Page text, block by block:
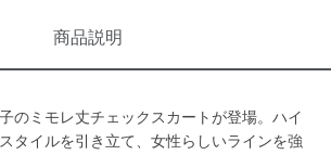
商品説明
のミモレ丈チェックスカートが登場。ハイ
タイルを引き立て、女性らしいラインを強